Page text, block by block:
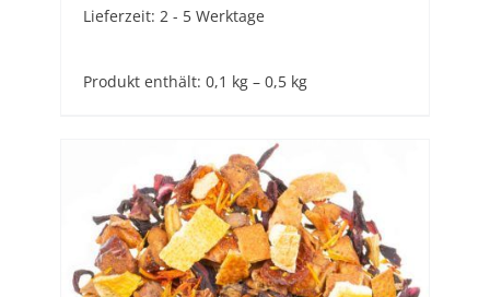
Lieferzeit: 2 - 5 Werktage
Produkt enthält: 0,1 kg – 0,5 kg